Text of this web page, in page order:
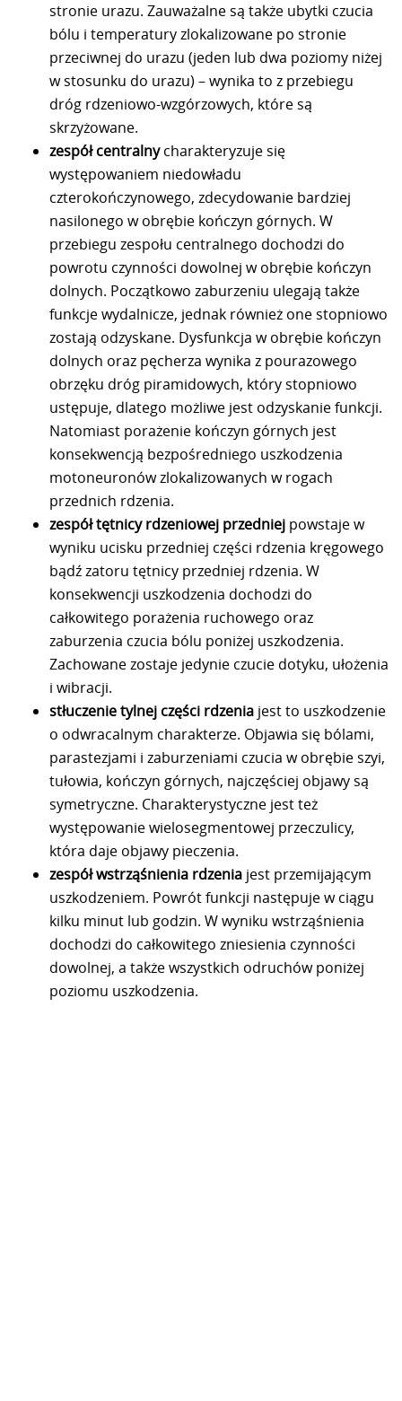
stronie urazu. Zauważalne są także ubytki czucia
bólu i temperatury zlokalizowane po stronie
przeciwnej do urazu (jeden lub dwa poziomy niżej
w stosunku do urazu) – wynika to z przebiegu
dróg rdzeniowo-wzgórzowych, które są
skrzyżowane.
zespół centralnycharakteryzuje się
występowaniem niedowładu
czterokończynowego, zdecydowanie bardziej
nasilonego w obrębie kończyn górnych. W
przebiegu zespołu centralnego dochodzi do
powrotu czynności dowolnej w obrębie kończyn
dolnych. Początkowo zaburzeniu ulegają także
funkcje wydalnicze, jednak również one stopniowo
zostają odzyskane. Dysfunkcja w obrębie kończyn
dolnych oraz pęcherza wynika z pourazowego
obrzęku dróg piramidowych, który stopniowo
ustępuje, dlatego możliwe jest odzyskanie funkcji.
Natomiast porażenie kończyn górnych jest
konsekwencją bezpośredniego uszkodzenia
motoneuronów zlokalizowanych w rogach
przednich rdzenia.
zespół tętnicy rdzeniowej przedniej powstaje w
wyniku ucisku przedniej części rdzenia kręgowego
bądź zatoru tętnicy przedniej rdzenia. W
konsekwencji uszkodzenia dochodzi do
całkowitego porażenia ruchowego oraz
zaburzenia czucia bólu poniżej uszkodzenia.
Zachowane zostaje jedynie czucie dotyku, ułożenia
i wibracji.
stłuczenie tylnej części rdzenia jest to uszkodzenie
o odwracalnym charakterze. Objawia się bólami,
parastezjami i zaburzeniami czucia w obrębie szyi,
tułowia, kończyn górnych, najczęściej objawy są
symetryczne. Charakterystyczne jest też
występowanie wielosegmentowej przeczulicy,
która daje objawy pieczenia.
zespół wstrząśnienia rdzenia jest przemijającym
uszkodzeniem. Powrót funkcji następuje w ciągu
kilku minut lub godzin. W wyniku wstrząśnienia
dochodzi do całkowitego zniesienia czynności
dowolnej, a także wszystkich odruchów poniżej
poziomu uszkodzenia.